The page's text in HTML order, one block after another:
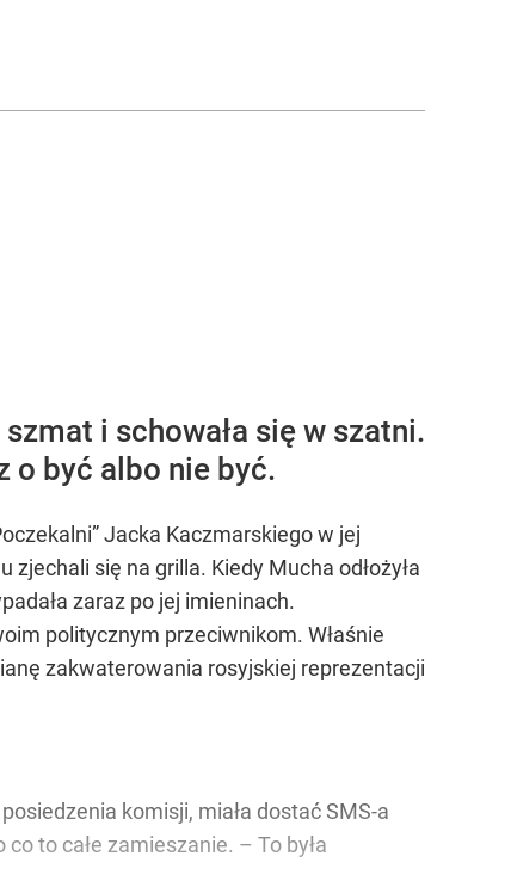
i schowała się w szatni.
o być albo nie być.
Jacka Kaczmarskiego w jej
się na grilla. Kiedy Mucha odłożyła
zaraz po jej imieninach.
politycznym przeciwnikom. Właśnie
zakwaterowania rosyjskiej reprezentacji
komisji, miała dostać SMS-a
to całe zamieszanie. – To była